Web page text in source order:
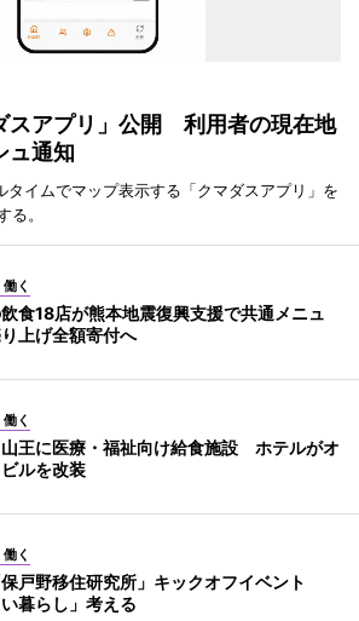
スアプリ」公開 利用者の現在地
ュ通知
タイムでマップ表示する「クマダスアプリ」を
る。
く
食18店が熊本地震復興支援で共通メニュ
上げ全額寄付へ
く
王に医療・福祉向け給食施設 ホテルがオ
ルを改装
く
戸野移住研究所」キックオフイベント
い暮らし」考える